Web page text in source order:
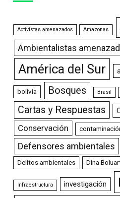
Activistas amenazados Amazonas
Ambientalistas
América del Sur
bolivia Bosques Brasil
Cartas y Respuestas
Conservación
Defensores ambientales
Delitos ambientales Dina
Infraestructura investigación